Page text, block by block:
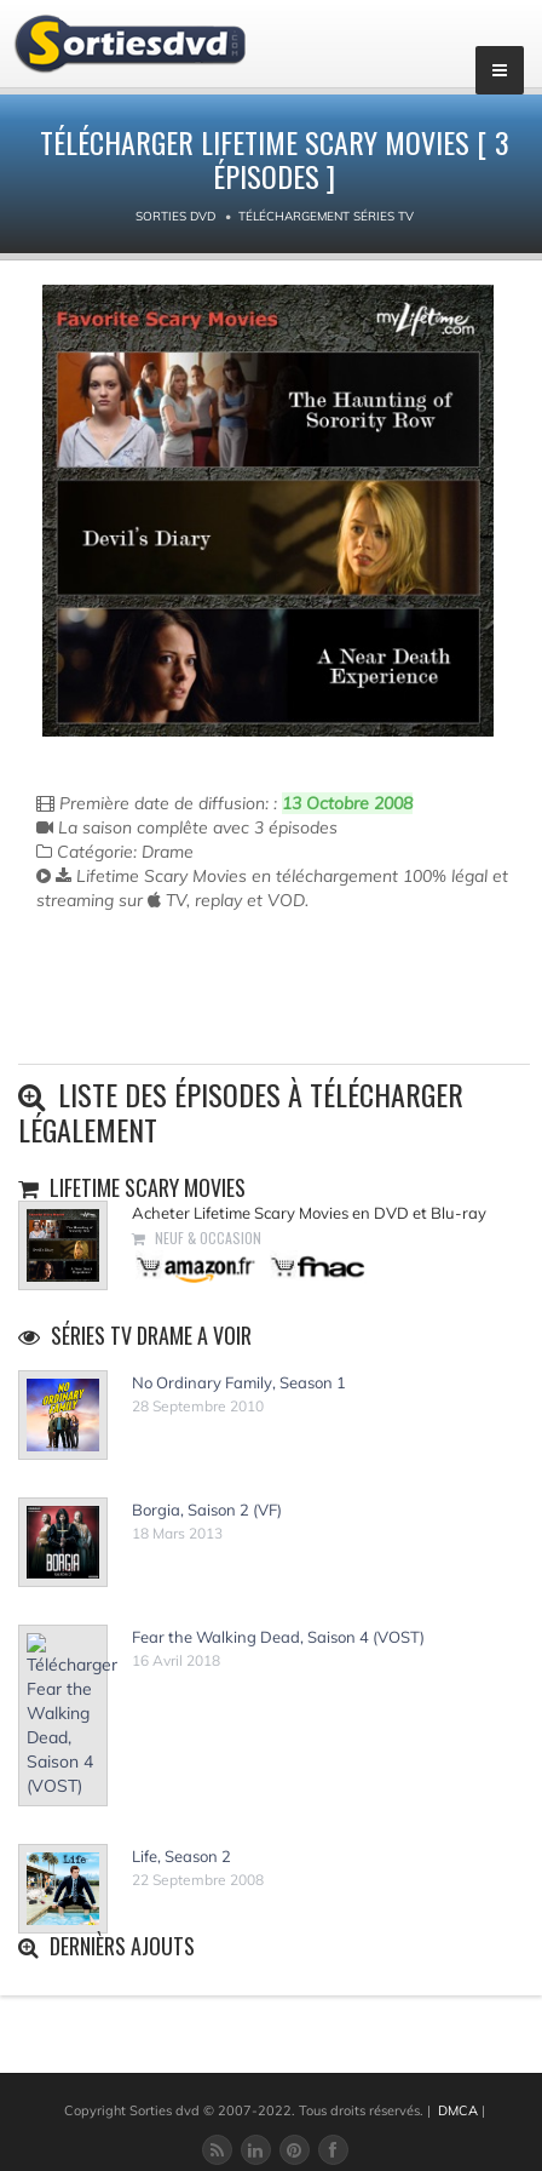
TÉLÉCHARGER LIFETIME SCARY MOVIES [ 3
ÉPISODES ]
SORTIES DVD TÉLÉCHARGEMENT SÉRIES TV
Première date de diffusion: : 13 Octobre 2008
La saison complête avec 3 épisodes
Catégorie: Drame
Lifetime Scary Movies en téléchargement 100% légal et
streaming sur
TV, replay et VOD.
LISTE DES ÉPISODES À TÉLÉCHARGER
LÉGALEMENT
LIFETIME SCARY MOVIES
Acheter Lifetime Scary Movies en DVD et Blu-ray
NEUF & OCCASION
SÉRIES TV DRAME A VOIR
No Ordinary Family, Season 1
28 Septembre 2010
Borgia, Saison 2 (VF)
18 Mars 2013
Fear the Walking Dead, Saison 4 (VOST)
16 Avril 2018
Life, Season 2
22 Septembre 2008
DERNIÈRS AJOUTS
Copyright Sorties dvd © 2007-2022. Tous droits réservés. | DMCA|